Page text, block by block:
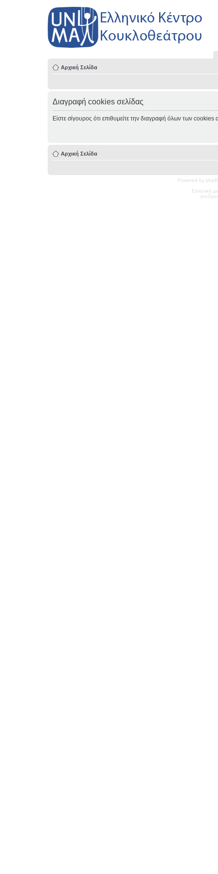
Αρχική Σελίδα
Διαγραφή cookies σελίδας
Είστε σίγουρος ότι επιθυμείτε την διαγραφή όλων των cookies
Αρχική Σελίδα
Powered by
Ελληνική
pro